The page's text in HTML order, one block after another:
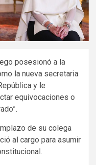
posesionó a la
la nueva secretaria
y le
equivocaciones o
de su colega
al cargo para asumir